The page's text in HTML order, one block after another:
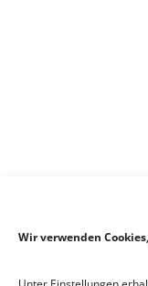
Wir verwenden